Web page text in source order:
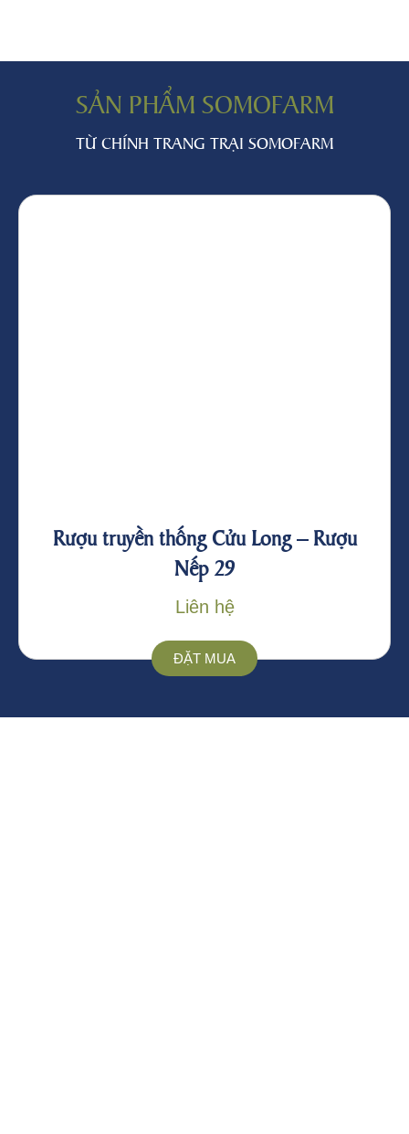
SẢN PHẨM SOMOFARM
TỪ CHÍNH TRANG TRẠI SOMOFARM
Rượu truyền thống Cửu Long – Rượu
Nếp 29
Liên hệ
ĐẶT MUA